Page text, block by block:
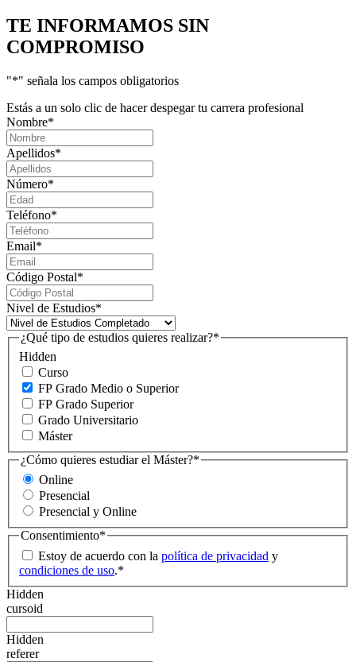
TE INFORMAMOS SIN
COMPROMISO
"*" señala los campos obligatorios
Estás a un solo clic de hacer despegar tu carrera profesional
Nombre*
Apellidos*
Número*
Teléfono*
Email*
Código Postal*
Nivel de Estudios*
Hidden
¿Qué tipo de estudios quieres realizar?*
Curso
FP Grado Medio o Superior
FP Grado Superior
Grado Universitario
Máster
¿Cómo quieres estudiar el Máster?*
Online
Presencial
Presencial y Online
Consentimiento*
Estoy de acuerdo con la política de privacidad y
condiciones de uso.*
Hidden
cursoid
Hidden
referer